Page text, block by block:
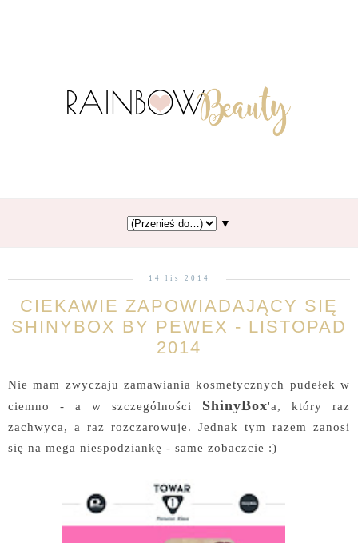
▼
14 lis 2014
CIEKAWIE ZAPOWIADAJĄCY SIĘ
SHINYBOX BY PEWEX - LISTOPAD
2014
Nie mam zwyczaju zamawiania kosmetycznych pudełek w
ciemno - a w szczególności ShinyBox'a, który raz
zachwyca, a raz rozczarowuje. Jednak tym razem zanosi
się na mega niespodziankę - same zobaczcie :)